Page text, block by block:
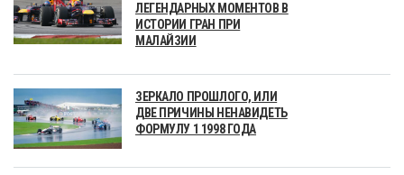
ЛЕГЕНДАРНЫХ МОМЕНТОВ В
ИСТОРИИ ГРАН ПРИ
МАЛАЙЗИИ
ЗЕРКАЛО ПРОШЛОГО, ИЛИ
ДВЕ ПРИЧИНЫ НЕНАВИДЕТЬ
ФОРМУЛУ 1 1998 ГОДА